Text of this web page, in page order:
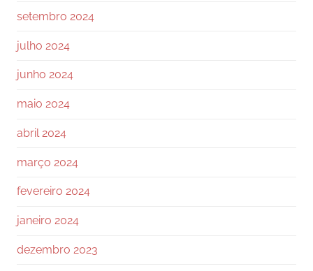
setembro 2024
julho 2024
junho 2024
maio 2024
abril 2024
março 2024
fevereiro 2024
janeiro 2024
dezembro 2023